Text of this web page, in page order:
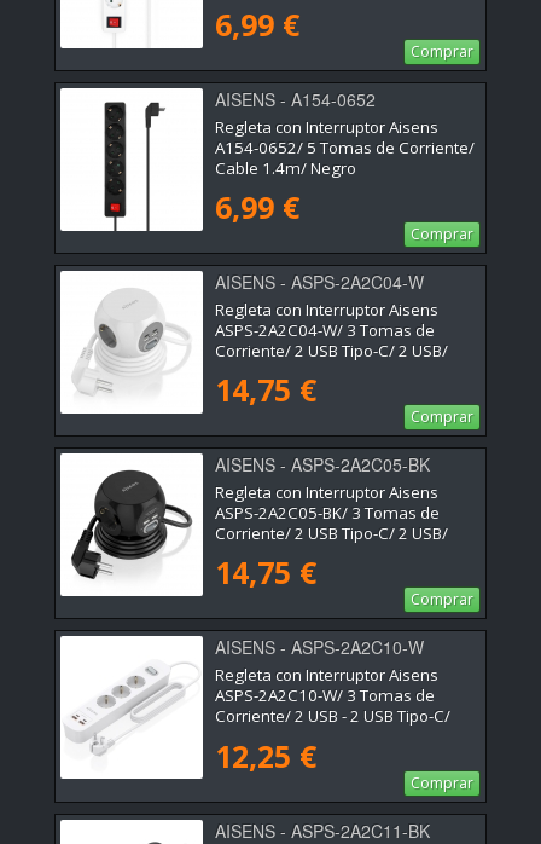
6,99 €
Comprar
AISENS - A154-0652
Regleta con Interruptor Aisens
A154-0652/ 5 Tomas de Corriente/
Cable 1.4m/ Negro
6,99 €
Comprar
AISENS - ASPS-2A2C04-W
Regleta con Interruptor Aisens
ASPS-2A2C04-W/ 3 Tomas de
Corriente/ 2 USB Tipo-C/ 2 USB/
14,75 €
Comprar
AISENS - ASPS-2A2C05-BK
Regleta con Interruptor Aisens
ASPS-2A2C05-BK/ 3 Tomas de
Corriente/ 2 USB Tipo-C/ 2 USB/
14,75 €
Comprar
AISENS - ASPS-2A2C10-W
Regleta con Interruptor Aisens
ASPS-2A2C10-W/ 3 Tomas de
Corriente/ 2 USB - 2 USB Tipo-C/
12,25 €
Comprar
AISENS - ASPS-2A2C11-BK